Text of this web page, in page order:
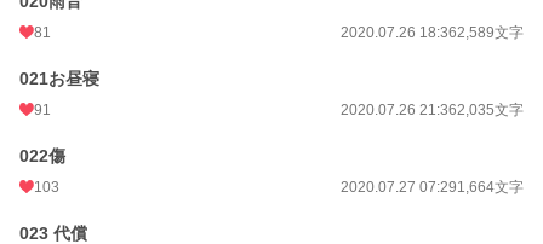
81 2020.07.26 18:362,589文字
021お昼寝
91 2020.07.26 21:362,035文字
022傷
103 2020.07.27 07:291,664文字
023 代償